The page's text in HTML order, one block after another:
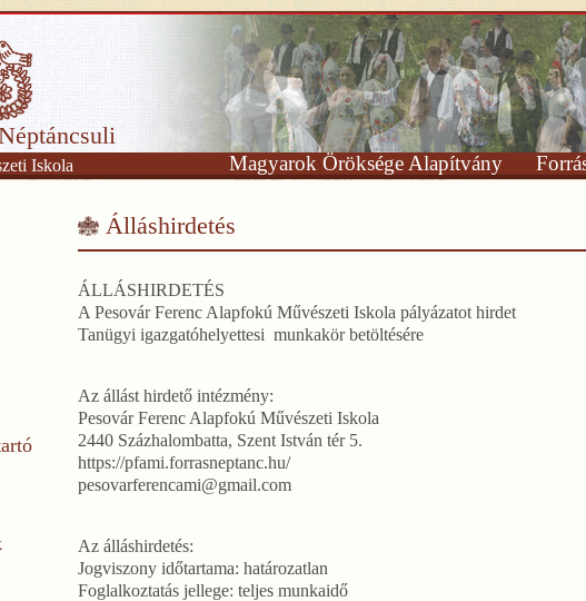
Iskola Magyarok Öröksége Alapítvány
Álláshirdetés
ÁLLÁSHIRDETÉS
A Pesovár Ferenc Alapfokú Művészeti Iskola pályázatot hirdet
Tanügyi igazgatóhelyettesi munkakör betöltésére
Az állást hirdető intézmény:
Pesovár Ferenc Alapfokú Művészeti Iskola
2440 Százhalombatta, Szent István tér 5.
https://pfami.forrasneptanc.hu/
pesovarferencami@gmail.com
Az álláshirdetés:
Jogviszony időtartama: határozatlan
Foglalkoztatás jellege: teljes munkaidő